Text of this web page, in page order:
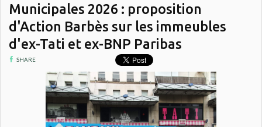
Municipales 2026 : proposition
d'Action Barbès sur les immeubles
d'ex-Tati et ex-BNP Paribas
SHARE